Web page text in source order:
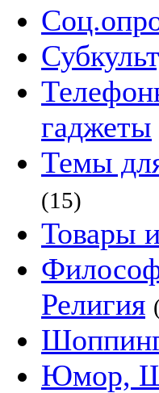
гаджеты
Темы
(15)
Товары
Религия
Юмор,